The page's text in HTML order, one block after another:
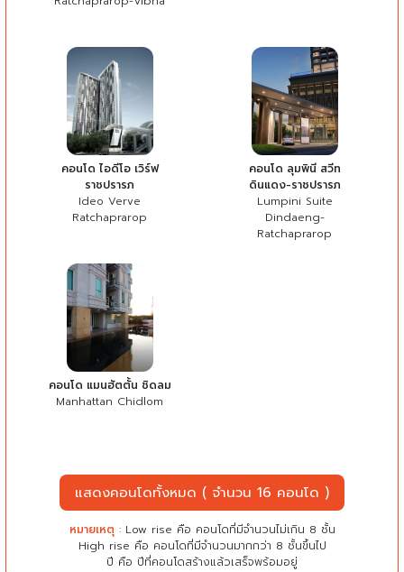
คอนโด ไอดีโอ เวิร์ฟ
ราชปรารภ
Ideo Verve
Ratchaprarop
คอนโด ลุมพินี สวีท
ดินแดง-ราชปรารภ
Lumpini Suite
Dindaeng-
Ratchaprarop
คอนโด แมนฮัตตั้น ชิดลม
Manhattan Chidlom
แสดงคอนโดทั้งหมด ( จำนวน 16 คอนโด )
หมายเหตุ : Low rise คือ คอนโดที่มีจำนวนไม่เกิน 8 ชั้น
High rise คือ คอนโดที่มีจำนวนมากกว่า 8 ชั้นขึ้นไป
ปี คือ ปีที่คอนโดสร้างแล้วเสร็จพร้อมอยู่